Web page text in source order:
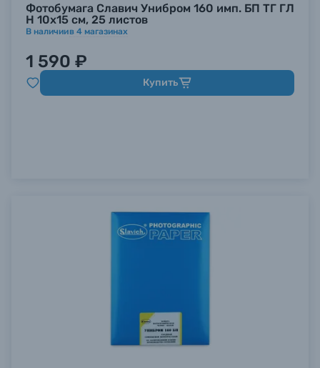
Фотобумага Славич Унибром 160 имп. БП ТГ ГЛ
Н 10х15 см, 25 листов
В наличиив 4 магазинах
1 590 ₽
Купить